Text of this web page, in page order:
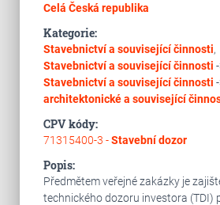
Celá Česká republika
Kategorie:
Stavebnictví a související činnosti,
Stavebnictví a související činnosti
Stavebnictví a související činnosti
architektonické a související
CPV kódy:
71315400-3 -Stavební dozor
Popis:
Předmětem veřejné zakázky je
technického dozoru investora (TDI)